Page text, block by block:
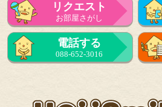
リクエスト
お部屋さがし
電話する
088-652-3016